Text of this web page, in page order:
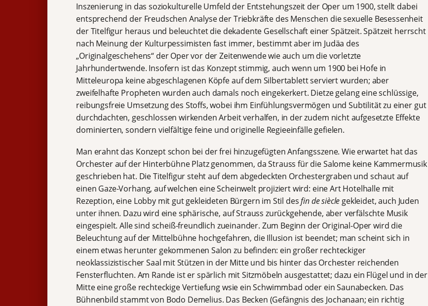
Inszenierung in das soziokulturelle Umfeld der Entstehungszeit der Oper um 1900, stellt dabei
entsprechend der Freudschen Analyse der Triebkräfte des Menschen die sexuelle Besessenheit
der Titelfigur heraus und beleuchtet die dekadente Gesellschaft einer Spätzeit. Spätzeit herrscht
nach Meinung der Kulturpessimisten fast immer, bestimmt aber im Judäa des
„Originalgeschehens“ der Oper vor der Zeitenwende wie auch um die vorletzte
Jahrhundertwende. Insofern ist das Konzept stimmig, auch wenn um 1900 bei Hofe in
Mitteleuropa keine abgeschlagenen Köpfe auf dem Silbertablett serviert wurden; aber
zweifelhafte Propheten wurden auch damals noch eingekerkert. Dietze gelang eine schlüssige,
reibungsfreie Umsetzung des Stoffs, wobei ihm Einfühlungsvermögen und Subtilität zu einer gut
durchdachten, geschlossen wirkenden Arbeit verhalfen, in der zudem nicht aufgesetzte Effekte
dominierten, sondern vielfältige feine und originelle Regieeinfälle gefielen.
Man erahnt das Konzept schon bei der frei hinzugefügten Anfangsszene. Wie erwartet hat das
Orchester auf der Hinterbühne Platz genommen, da Strauss für die Salome keine Kammermusik
geschrieben hat. Die Titelfigur steht auf dem abgedeckten Orchestergraben und schaut auf
einen Gaze-Vorhang, auf welchen eine Scheinwelt projiziert wird: eine Art Hotelhalle mit
Rezeption, eine Lobby mit gut gekleideten Bürgern im Stil desfin de siècle gekleidet, auch Juden
unter ihnen. Dazu wird eine sphärische, auf Strauss zurückgehende, aber verfälschte Musik
eingespielt. Alle sind scheiß-freundlich zueinander. Zum Beginn der Original-Oper wird die
Beleuchtung auf der Mittelbühne hochgefahren, die Illusion ist beendet; man scheint sich in
einem etwas herunter gekommenen Salon zu befinden: ein großer rechteckiger
neoklassizistischer Saal mit Stützen in der Mitte und bis hinter das Orchester reichenden
Fensterfluchten. Am Rande ist er spärlich mit Sitzmöbeln ausgestattet; dazu ein Flügel und in der
Mitte eine große rechteckige Vertiefung wsie ein Schwimmbad oder ein Saunabecken. Das
Bühnenbild stammt von Bodo Demelius. Das Becken (Gefängnis des Jochanaan; ein richtig